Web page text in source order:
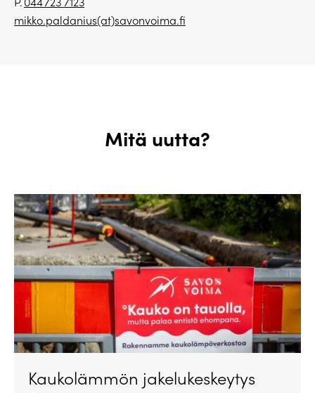
mikko.paldanius(at)savonvoima.fi
Mitä uutta?
Kaukolämmön jakelukeskeytys